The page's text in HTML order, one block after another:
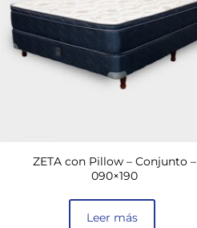
ZETA con Pillow – Conjunto –
090×190
Leer más